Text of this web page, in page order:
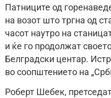
Патниците од
на возот што тргна од
часот наутро на
и ќе го продолжат
Белградски центар.
во соопштението на
Роберт Шебек,